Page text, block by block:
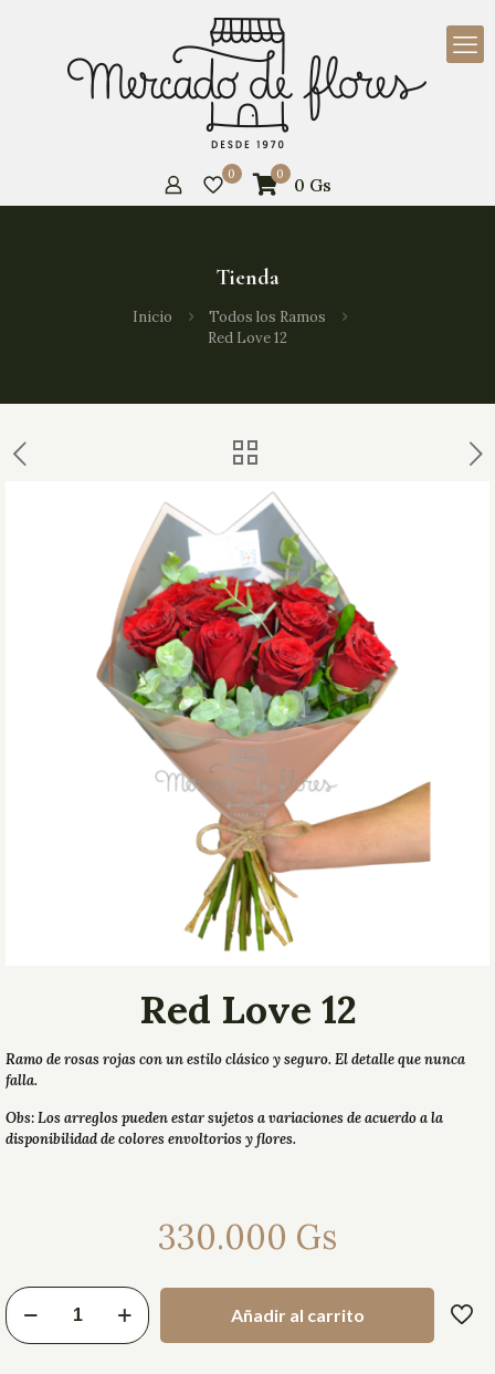
0 0 0 Gs
Tienda
Inicio
Todos los Ramos
Red Love 12
Red Love 12
Ramo de rosas rojas con un estilo clásico y seguro. El detalle que nunca
falla.
Obs: Los arreglos pueden estar sujetos a variaciones de acuerdo a la
disponibilidad de colores envoltorios y flores.
330.000 Gs
Añadir al carrito